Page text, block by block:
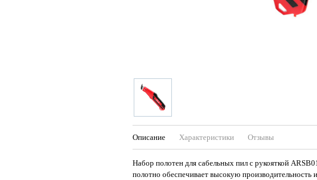
Описание Характеристики Отзывы
Набор полотен для сабельных пил с рукояткой
полотно обеспечивает высокую производительность